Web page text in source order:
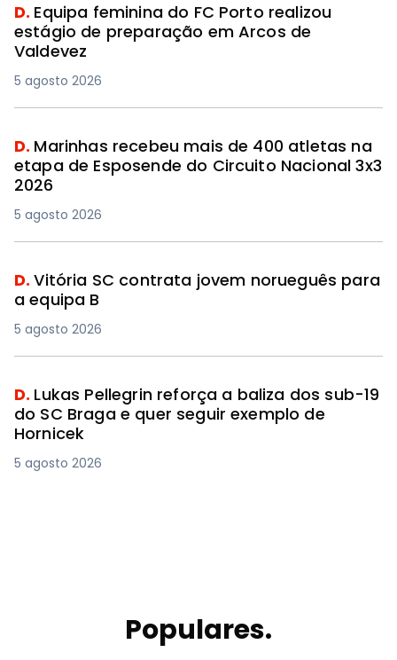
D. Equipa feminina do FC Porto realizou
estágio de preparação em Arcos de
Valdevez
5 agosto 2026
D. Marinhas recebeu mais de 400 atletas na
etapa de Esposende do Circuito Nacional 3x3
2026
5 agosto 2026
D.Vitória SC contrata jovem norueguês para
a equipa B
5 agosto 2026
D. Lukas Pellegrin reforça a baliza dos sub-19
do SC Braga e quer seguir exemplo de
Hornicek
5 agosto 2026
Populares.